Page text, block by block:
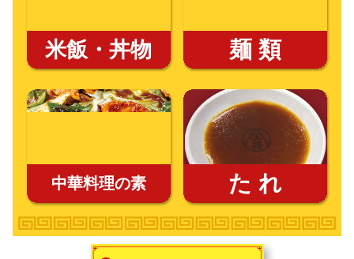
米飯・丼物 麺 類
中華料理の素 た れ